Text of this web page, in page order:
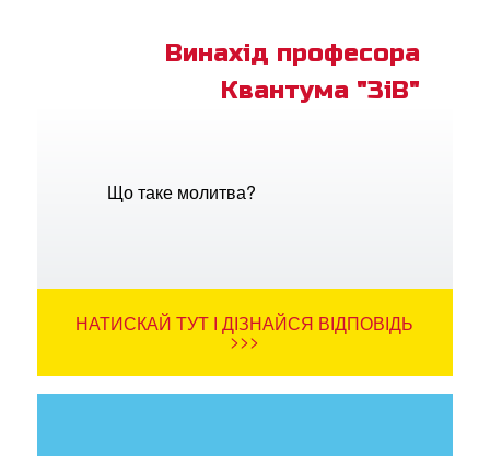
Винахід професора
Квантума "ЗіВ"
Що таке молитва?
НАТИСКАЙ ТУТ І ДІЗНАЙСЯ ВІДПОВІДЬ
>>>